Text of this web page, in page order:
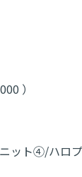
）
ット④/ハロ